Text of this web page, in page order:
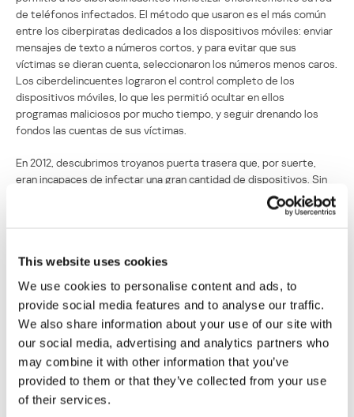
This website uses cookies
We use cookies to personalise content and ads, to
provide social media features and to analyse our traffic.
We also share information about your use of our site with
our social media, advertising and analytics partners who
may combine it with other information that you’ve
provided to them or that they’ve collected from your use
of their services.
de teléfonos infectados. El método que usaron es el más común
entre los ciberpiratas dedicados a los dispositivos móviles: enviar
mensajes de texto a números cortos, y para evitar que sus
víctimas se dieran cuenta, seleccionaron los números menos caros.
Los ciberdelincuentes lograron el control completo de los
dispositivos móviles, lo que les permitió ocultar en ellos
programas maliciosos por mucho tiempo, y seguir drenando los
fondos las cuentas de sus víctimas.
En 2012, descubrimos troyanos puerta trasera que, por suerte,
eran incapaces de infectar una gran cantidad de dispositivos. Sin
embargo, estas amenazas y sus características específicas
curiosa porque, ante todo, presenta un mecanismo que permite, a
comando. El cuerpo del programa malicioso contiene cadenas
desde las cuales, bit-por-bit, genera seudónimos de usuarios en la
red social. Tras generar nombres imaginarios de usuarios, el
troyano puerta trasera envía peticiones al servidor de Twitter pata
recibir los tweets que contienen los nombres de dominio del
centro de comando.